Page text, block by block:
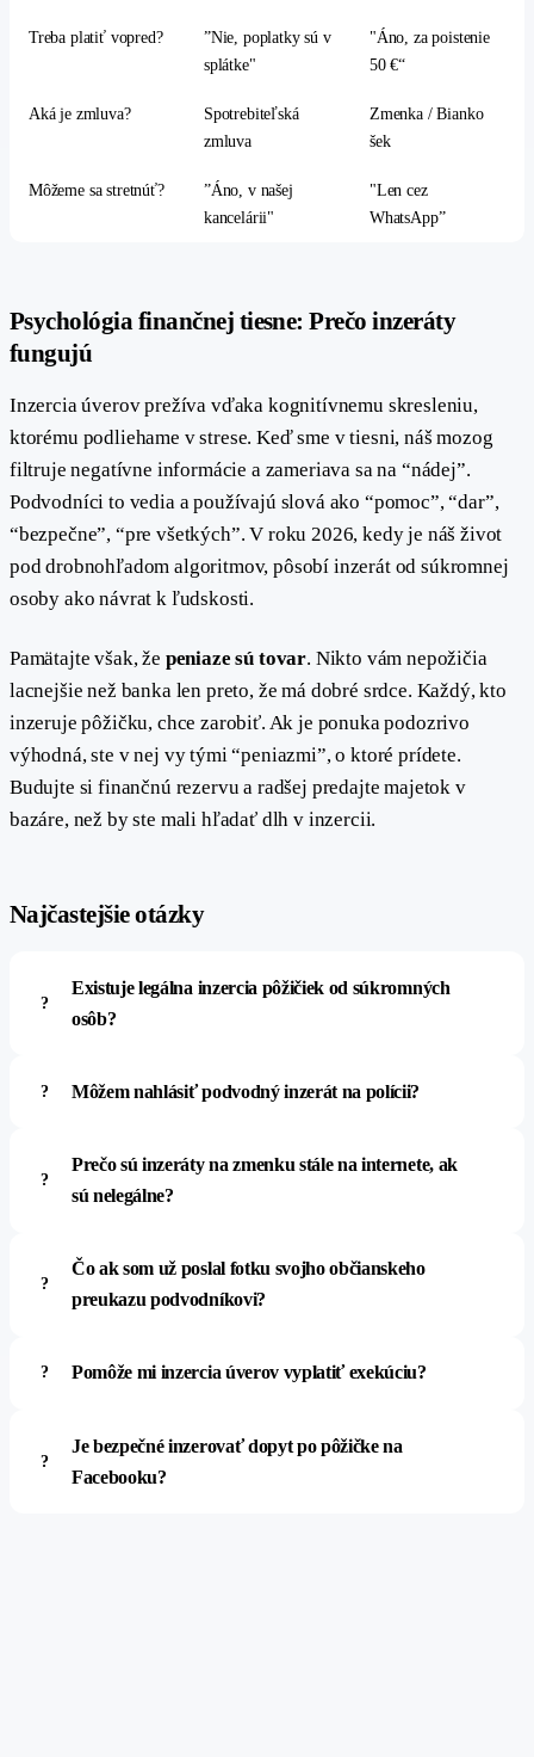
Treba platiť vopred?
”Nie, poplatky sú v
splátke"
"Áno, za poistenie
50 €“
Aká je zmluva?
Spotrebiteľská
zmluva
Zmenka / Bianko
šek
Môžeme sa stretnúť?
”Áno, v našej
kancelárii"
"Len cez
WhatsApp”
Psychológia finančnej tiesne: Prečo inzeráty
fungujú
Inzercia úverov prežíva vďaka kognitívnemu skresleniu,
ktorému podliehame v strese. Keď sme v tiesni, náš mozog
filtruje negatívne informácie a zameriava sa na “nádej”.
Podvodníci to vedia a používajú slová ako “pomoc”, “dar”,
“bezpečne”, “pre všetkých”. V roku 2026, kedy je náš život
pod drobnohľadom algoritmov, pôsobí inzerát od súkromnej
osoby ako návrat k ľudskosti.
Pamätajte však, že peniaze sú tovar. Nikto vám nepožičia
lacnejšie než banka len preto, že má dobré srdce. Každý, kto
inzeruje pôžičku, chce zarobiť. Ak je ponuka podozrivo
výhodná, ste v nej vy tými “peniazmi”, o ktoré prídete.
Budujte si finančnú rezervu a radšej predajte majetok v
bazáre, než by ste mali hľadať dlh v inzercii.
Najčastejšie otázky
Existuje legálna inzercia pôžičiek od súkromných
osôb?
Môžem nahlásiť podvodný inzerát na polícii?
Prečo sú inzeráty na zmenku stále na internete, ak
sú nelegálne?
Čo ak som už poslal fotku svojho občianskeho
preukazu podvodníkovi?
Pomôže mi inzercia úverov vyplatiť exekúciu?
Je bezpečné inzerovať dopyt po pôžičke na
Facebooku?